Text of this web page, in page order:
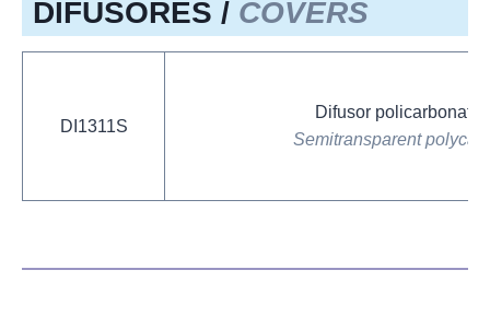
DIFUSORES / COVERS
DI1311S
Difusor policarbonato
Semitransparent